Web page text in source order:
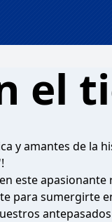
el
y amantes de la
este
para sumergirte